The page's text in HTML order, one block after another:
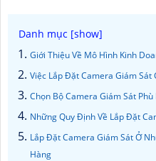
Giới Thiệu Về Mô Hình Kinh
Việc Lắp Đặt Camera Giám Sát
Chọn Bộ Camera Giám Sát
Những Quy Định Về Lắp Đặt
Lắp Đặt Camera Giám Sát Ở
Hàng